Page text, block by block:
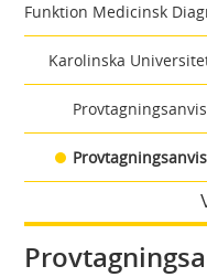
Funktion Medicinsk
Karolinska